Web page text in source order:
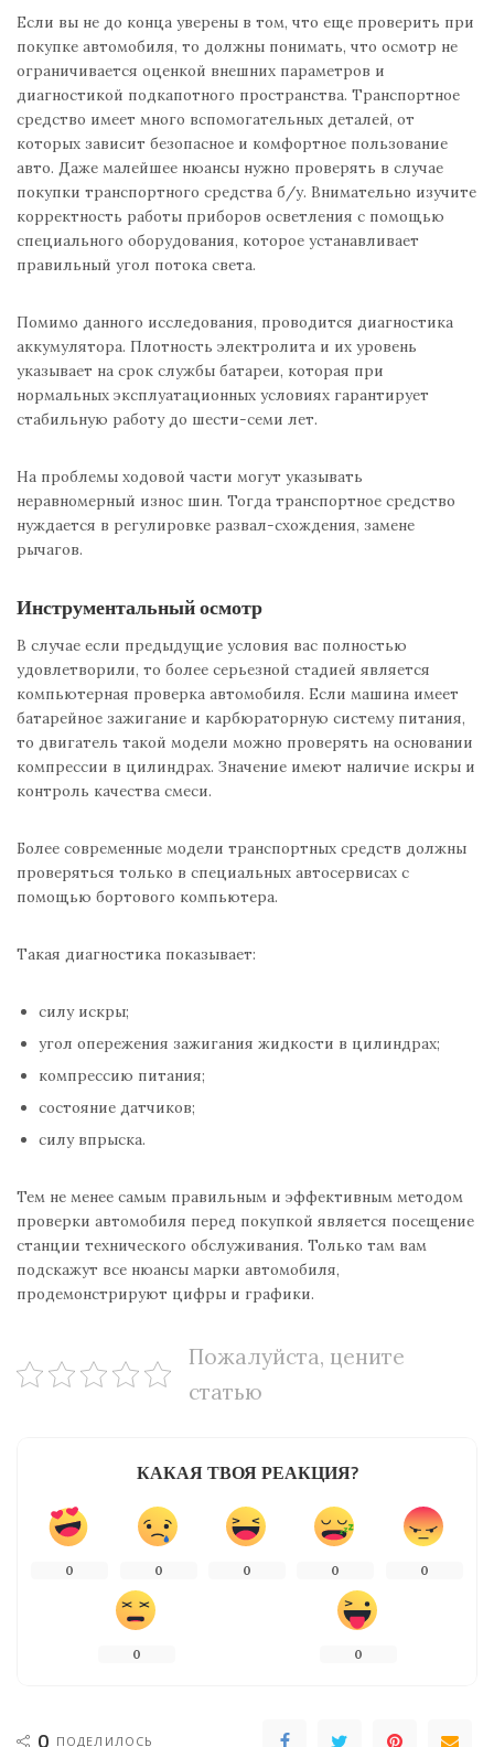
Если вы не до конца уверены в том, что еще проверить при
покупке автомобиля, то должны понимать, что осмотр не
ограничивается оценкой внешних параметров и
диагностикой подкапотного пространства. Транспортное
средство имеет много вспомогательных деталей, от
которых зависит безопасное и комфортное пользование
авто. Даже малейшее нюансы нужно проверять в случае
покупки транспортного средства б/у. Внимательно изучите
корректность работы приборов осветления с помощью
специального оборудования, которое устанавливает
правильный угол потока света.
Помимо данного исследования, проводится диагностика
аккумулятора. Плотность электролита и их уровень
указывает на срок службы батареи, которая при
нормальных эксплуатационных условиях гарантирует
стабильную работу до шести-семи лет.
На проблемы ходовой части могут указывать
неравномерный износ шин. Тогда транспортное средство
нуждается в регулировке развал-схождения, замене
рычагов.
Инструментальный осмотр
В случае если предыдущие условия вас полностью
удовлетворили, то более серьезной стадией является
компьютерная проверка автомобиля. Если машина имеет
батарейное зажигание и карбюраторную систему питания,
то двигатель такой модели можно проверять на основании
компрессии в цилиндрах. Значение имеют наличие искры и
контроль качества смеси.
Более современные модели транспортных средств должны
проверяться только в специальных автосервисах с
помощью бортового компьютера.
Такая диагностика показывает:
силу искры;
угол опережения зажигания жидкости в цилиндрах;
компрессию питания;
состояние датчиков;
силу впрыска.
Тем не менее самым правильным и эффективным методом
проверки автомобиля перед покупкой является посещение
станции технического обслуживания. Только там вам
подскажут все нюансы марки автомобиля,
продемонстрируют цифры и графики.
Пожалуйста, цените
статью
КАКАЯ ТВОЯ РЕАКЦИЯ?
0 0 0 0 0
0 0
ПОДЕЛИЛОСЬ